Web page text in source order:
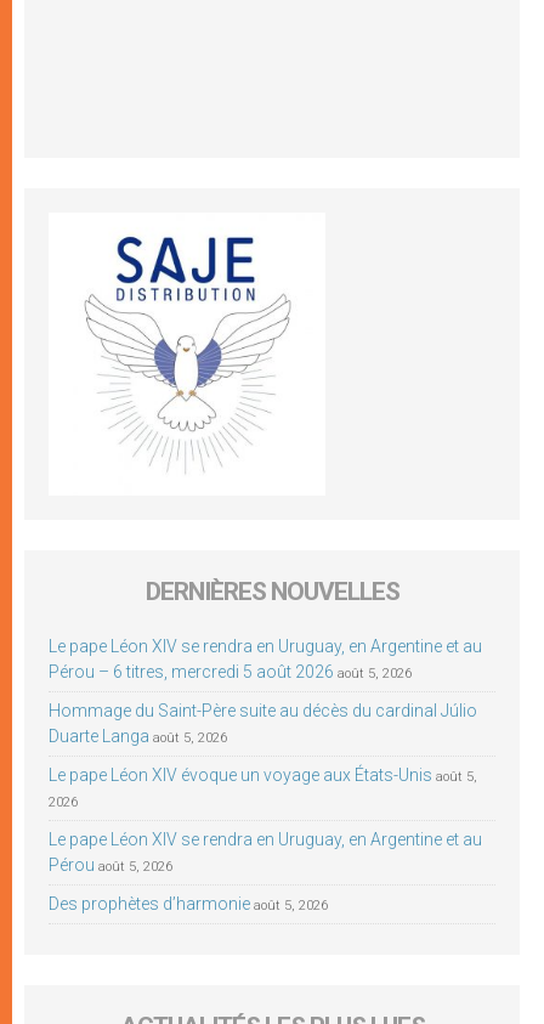
DERNIÈRES NOUVELLES
Le pape Léon XIV se rendra en Uruguay, en Argentine et au
Pérou – 6 titres, mercredi 5 août 2026 août 5, 2026
Hommage du Saint-Père suite au décès du cardinal Júlio
Duarte Langa août 5, 2026
Le pape Léon XIV évoque un voyage aux États-Unis août 5,
2026
Le pape Léon XIV se rendra en Uruguay, en Argentine et au
Pérou août 5, 2026
Des prophètes d’harmonie août 5, 2026